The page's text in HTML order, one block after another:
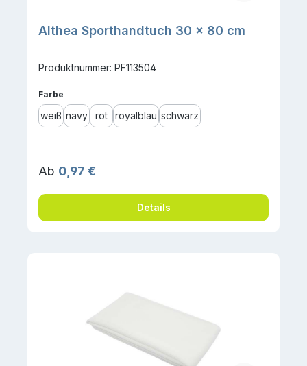
Althea Sporthandtuch 30 × 80 cm
Produktnummer: PF113504
Farbe
weiß navy rot royalblau schwarz
Regulärer Preis:
Ab 0,97 €
Details